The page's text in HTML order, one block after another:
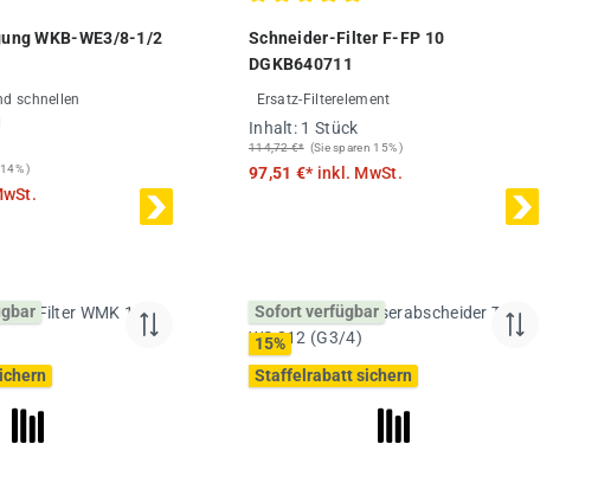
WKB-WE3/8-1/2
)
Schneider-Filter F-FP 10
DGKB640711
Ersatz-Filterelement
Inhalt: 1 Stück
114,72 €* (Sie sparen 15% )
97,51 €* inkl. MwSt.
Sofort verfügbar
15%
Staffelrabatt sichern